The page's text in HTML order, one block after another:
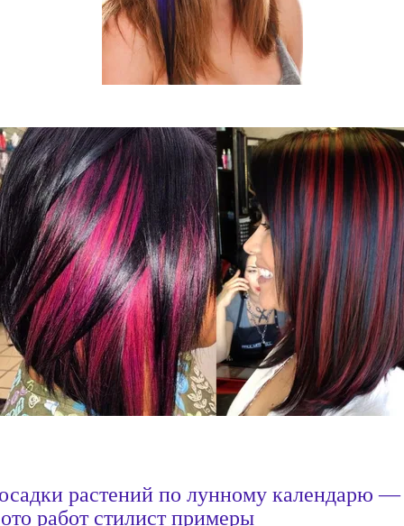
растений по лунному календарю —
работ стилист примеры